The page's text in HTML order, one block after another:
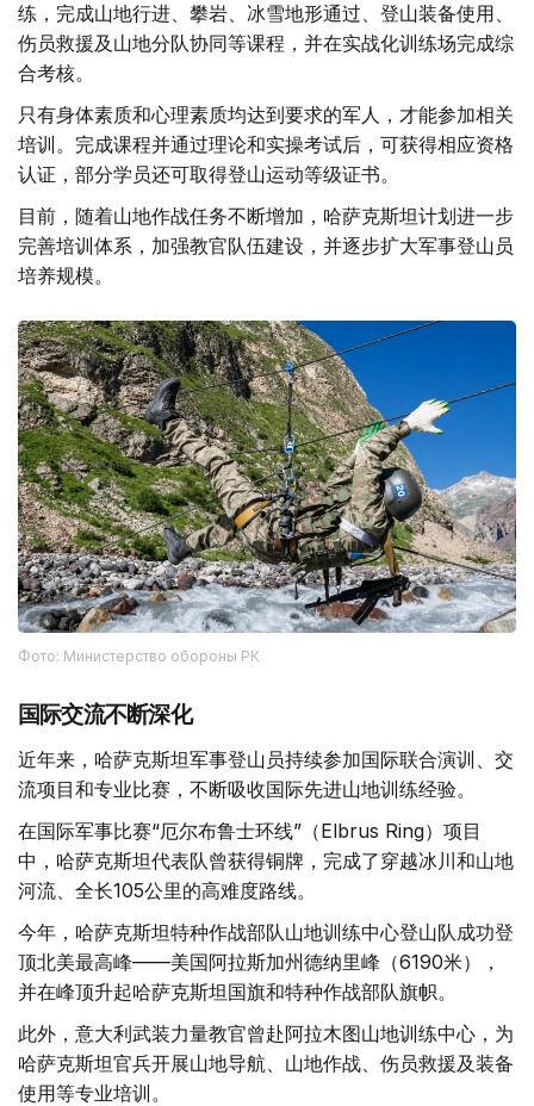
练，完成山地行进、攀岩、冰雪地形通过、登山装备使用、
伤员救援及山地分队协同等课程，并在实战化训练场完成综
合考核。
只有身体素质和心理素质均达到要求的军人，才能参加相关
培训。完成课程并通过理论和实操考试后，可获得相应资格
认证，部分学员还可取得登山运动等级证书。
目前，随着山地作战任务不断增加，哈萨克斯坦计划进一步
完善培训体系，加强教官队伍建设，并逐步扩大军事登山员
培养规模。
Фото: Министерство обороны РК
国际交流不断深化
近年来，哈萨克斯坦军事登山员持续参加国际联合演训、交
流项目和专业比赛，不断吸收国际先进山地训练经验。
在国际军事比赛“厄尔布鲁士环线”（Elbrus Ring）项目
中，哈萨克斯坦代表队曾获得铜牌，完成了穿越冰川和山地
河流、全长105公里的高难度路线。
今年，哈萨克斯坦特种作战部队山地训练中心登山队成功登
顶北美最高峰——美国阿拉斯加州德纳里峰（6190米），
并在峰顶升起哈萨克斯坦国旗和特种作战部队旗帜。
此外，意大利武装力量教官曾赴阿拉木图山地训练中心，为
哈萨克斯坦官兵开展山地导航、山地作战、伤员救援及装备
使用等专业培训。